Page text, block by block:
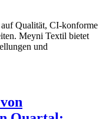
Qualität, CI-konforme
Meyni Textil bietet
und